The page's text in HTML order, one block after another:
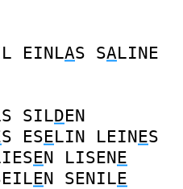
EINLAS SALINE
SILDEN
S ESELIN LEINES
EN LISENE
EN SENILE